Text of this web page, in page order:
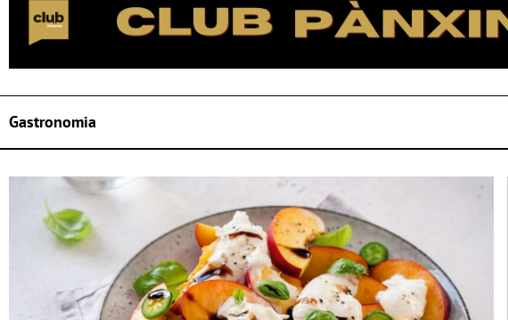
Gastronomia